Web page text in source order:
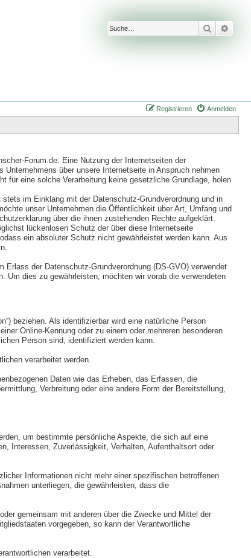
Suche
Anmelden
Registrieren
Forum.de. Eine Nutzung der Internetseiten der
Unternehmens über unsere Internetseite in Anspruch nehmen
für eine solche Verarbeitung keine gesetzliche Grundlage, holen
im Einklang mit der Datenschutz-Grundverordnung und in
unser Unternehmen die Öffentlichkeit über Art, Umfang und
über die ihnen zustehenden Rechte aufgeklärt.
lückenlosen Schutz der über diese Internetseite
ein absoluter Schutz nicht gewährleistet werden kann. Aus
Erlass der Datenschutz-Grundverordnung (DS-GVO) verwendet
Um dies zu gewährleisten, möchten wir vorab die verwendeten
beziehen. Als identifizierbar wird eine natürliche Person
Online-Kennung oder zu einem oder mehreren besonderen
Person sind, identifiziert werden kann.
verarbeitet werden.
Daten wie das Erheben, das Erfassen, die
Verbreitung oder eine andere Form der Bereitstellung,
um bestimmte persönliche Aspekte, die sich auf eine
Interessen, Zuverlässigkeit, Verhalten, Aufenthaltsort oder
Informationen nicht mehr einer spezifischen betroffenen
unterliegen, die gewährleisten, dass die
gemeinsam mit anderen über die Zwecke und Mittel der
vorgegeben, so kann der Verantwortliche
verarbeitet.